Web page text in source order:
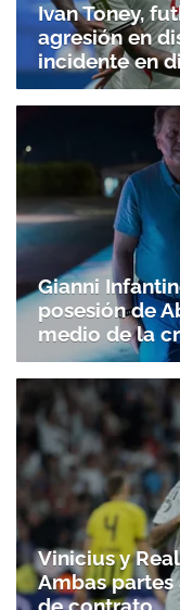
Ivan Toney,
agresión en
incidente en
Gianni
posesión de
medio de la
Vinicius y
Ambas